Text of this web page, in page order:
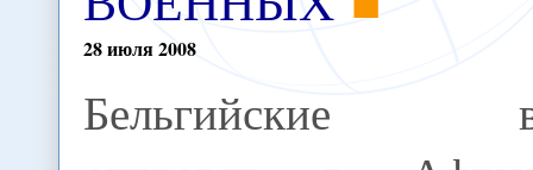
28июля2008
Бельгийские